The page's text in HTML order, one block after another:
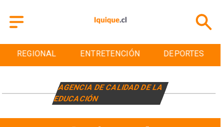
REGIONAL ENTRETENCIÓN DEPORTES
AGENCIA DE CALIDAD DE LA
EDUCACIÓN